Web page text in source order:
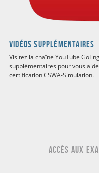
Vidéos supplémentaires
Visitez la chaîne YouTube
supplémentaires pour vous
certification CSWA-Simulation.
ACCÈS AUX